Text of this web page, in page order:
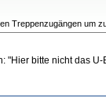
Treppenzugängen
"Hier bitte nicht das